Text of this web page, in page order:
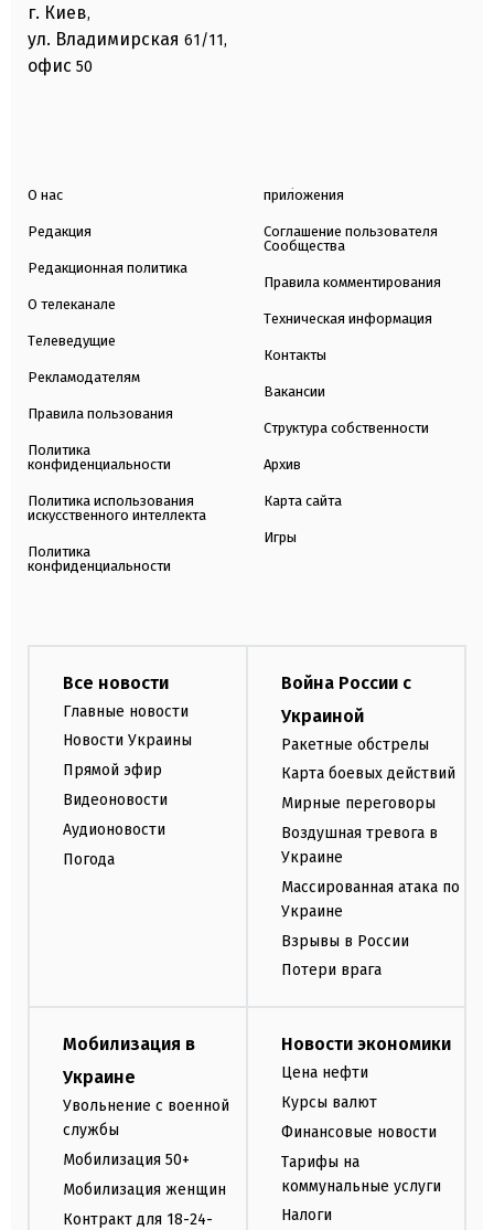
г. Киев,
ул. Владимирская 61/11,
офис 50
О нас
Редакция
Редакционная политика
О телеканале
Телеведущие
Рекламодателям
Правила пользования
Политика
конфиденциальности
Политика использования
искусственного интеллекта
Политика
конфиденциальности
приложения
Соглашение пользователя
Сообщества
Правила комментирования
Техническая информация
Контакты
Вакансии
Структура собственности
Архив
Карта сайта
Игры
Все новости
Главные новости
Новости Украины
Прямой эфир
Видеоновости
Аудионовости
Погода
Война России с
Украиной
Ракетные обстрелы
Карта боевых действий
Мирные переговоры
Воздушная тревога в
Украине
Массированная атака по
Украине
Взрывы в России
Потери врага
Мобилизация в
Украине
Увольнение с военной
службы
Мобилизация 50+
Мобилизация женщин
Контракт для 18-24-
Новости экономики
Цена нефти
Курсы валют
Финансовые новости
Тарифы на
коммунальные услуги
Налоги